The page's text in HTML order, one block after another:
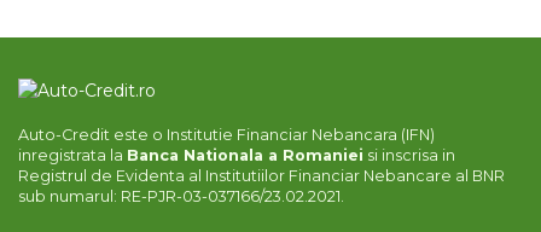
Auto-Credit este o Institutie Financiar Nebancara (IFN)
inregistrata la Banca Nationala a Romaniei si inscrisa in
Registrul de Evidenta al Institutiilor Financiar Nebancare al BNR
sub numarul: RE-PJR-03-037166/23.02.2021.